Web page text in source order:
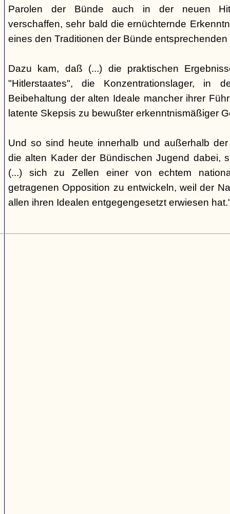
Parolen der Bünde auch in der neuen
verschaffen, sehr bald die ernüchternde
eines den Traditionen der Bünde
Dazu kam, daß (...) die praktischen
"Hitlerstaates", die Konzentrationslager, in
Beibehaltung der alten Ideale mancher ihrer
latente Skepsis zu bewußter erkenntnismäßiger
Und so sind heute innerhalb und außerhalb
die alten Kader der Bündischen Jugend dabei,
(...) sich zu Zellen einer von echtem
getragenen Opposition zu entwickeln, weil der
allen ihren Idealen entgegengesetzt erwiesen